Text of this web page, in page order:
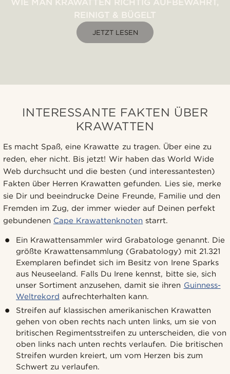
WIE MAN KRAWATTEN RICHTIG AUFBEWAHRT,
REINIGT & BÜGELT
JETZT LESEN
INTERESSANTE FAKTEN ÜBER
KRAWATTEN
Es macht Spaß, eine Krawatte zu tragen. Über eine zu
reden, eher nicht. Bis jetzt! Wir haben das World Wide
Web durchsucht und die besten (und interessantesten)
Fakten über Herren Krawatten gefunden. Lies sie, merke
sie Dir und beeindrucke Deine Freunde, Familie und den
Fremden im Zug, der immer wieder auf Deinen perfekt
gebundenen Cape Krawattenknoten starrt.
Ein Krawattensammler wird Grabatologe genannt. Die
größte Krawattensammlung (Grabatology) mit 21.321
Exemplaren befindet sich im Besitz von Irene Sparks
aus Neuseeland. Falls Du Irene kennst, bitte sie, sich
unser Sortiment anzusehen, damit sie ihren Guinness-
Weltrekord aufrechterhalten kann.
Streifen auf klassischen amerikanischen Krawatten
gehen von oben rechts nach unten links, um sie von
britischen Regimentsstreifen zu unterscheiden, die von
oben links nach unten rechts verlaufen. Die britischen
Streifen wurden kreiert, um vom Herzen bis zum
Schwert zu verlaufen.